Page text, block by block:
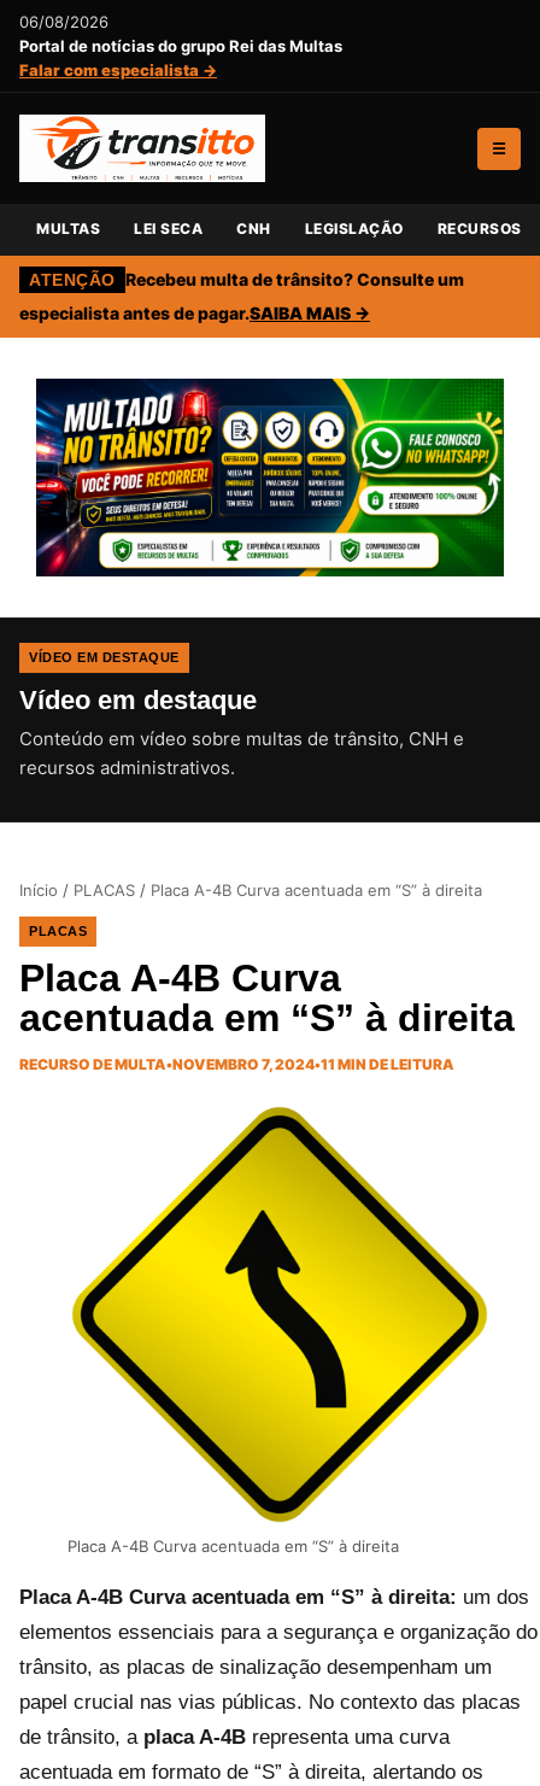
06/08/2026
Portal de notícias do grupo Rei das Multas
Falar com especialista →
☰
MULTAS LEI SECA CNH LEGISLAÇÃO RECURSOS
ATENÇÃO Recebeu multa de trânsito? Consulte um
especialista antes de pagar.SAIBA MAIS →
VÍDEO EM DESTAQUE
Vídeo em destaque
Conteúdo em vídeo sobre multas de trânsito, CNH e
recursos administrativos.CLIQUE PARA ATIVAR O SOM
Início / PLACAS / Placa A-4B Curva acentuada em “S” à direita
PLACAS
Placa A-4B Curva
acentuada em “S” à direita
RECURSO DE MULTA•NOVEMBRO 7, 2024•11 MIN DE LEITURA
Placa A-4B Curva acentuada em “S” à direita
Placa A-4B Curva acentuada em “S” à direita: um dos
elementos essenciais para a segurança e organização do
trânsito, as placas de sinalização desempenham um
papel crucial nas vias públicas. No contexto das placas
de trânsito, a placa A-4B representa uma curva
acentuada em formato de “S” à direita, alertando os